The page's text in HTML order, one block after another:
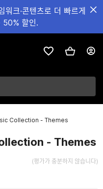
크·콘텐츠로 더 빠르게
할인.
Collection - Themes
- Themes
(평가가 충분하지 않습니다)